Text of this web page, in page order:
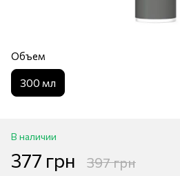
Объем
300 мл
В наличии
377 грн 397 грн